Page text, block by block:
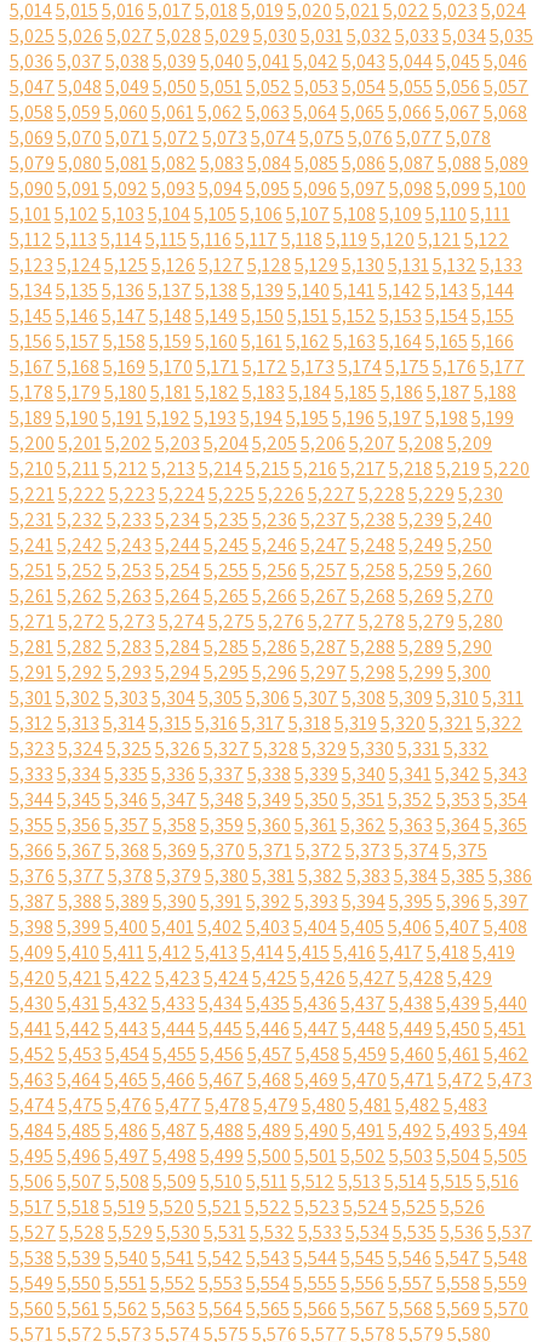
5,0145,0155,0165,0175,0185,0195,0205,0215,0225,0235,024
5,0255,0265,0275,0285,0295,0305,0315,0325,0335,0345,035
5,0365,0375,0385,0395,0405,0415,0425,0435,0445,0455,046
5,0475,0485,0495,0505,0515,0525,0535,0545,0555,0565,057
5,0585,0595,0605,0615,0625,0635,0645,0655,0665,0675,068
5,0695,0705,0715,0725,0735,0745,0755,0765,0775,078
5,0795,0805,0815,0825,0835,0845,0855,0865,0875,0885,089
5,0905,0915,0925,0935,0945,0955,0965,0975,0985,0995,100
5,1015,1025,1035,1045,1055,1065,1075,1085,1095,1105,111
5,1125,1135,1145,1155,1165,1175,1185,1195,1205,1215,122
5,1235,1245,1255,1265,1275,1285,1295,1305,1315,1325,133
5,1345,1355,1365,1375,1385,1395,1405,1415,1425,1435,144
5,1455,1465,1475,1485,1495,1505,1515,1525,1535,1545,155
5,1565,1575,1585,1595,1605,1615,1625,1635,1645,1655,166
5,1675,1685,1695,1705,1715,1725,1735,1745,1755,1765,177
5,1785,1795,1805,1815,1825,1835,1845,1855,1865,1875,188
5,1895,1905,1915,1925,1935,1945,1955,1965,1975,1985,199
5,2005,2015,2025,2035,2045,2055,2065,2075,2085,209
5,2105,2115,2125,2135,2145,2155,2165,2175,2185,2195,220
5,2215,2225,2235,2245,2255,2265,2275,2285,2295,230
5,2315,2325,2335,2345,2355,2365,2375,2385,2395,240
5,2415,2425,2435,2445,2455,2465,2475,2485,2495,250
5,2515,2525,2535,2545,2555,2565,2575,2585,2595,260
5,2615,2625,2635,2645,2655,2665,2675,2685,2695,270
5,2715,2725,2735,2745,2755,2765,2775,2785,2795,280
5,2815,2825,2835,2845,2855,2865,2875,2885,2895,290
5,2915,2925,2935,2945,2955,2965,2975,2985,2995,300
5,3015,3025,3035,3045,3055,3065,3075,3085,3095,3105,311
5,3125,3135,3145,3155,3165,3175,3185,3195,3205,3215,322
5,3235,3245,3255,3265,3275,3285,3295,3305,3315,332
5,3335,3345,3355,3365,3375,3385,3395,3405,3415,3425,343
5,3445,3455,3465,3475,3485,3495,3505,3515,3525,3535,354
5,3555,3565,3575,3585,3595,3605,3615,3625,3635,3645,365
5,3665,3675,3685,3695,3705,3715,3725,3735,3745,375
5,3765,3775,3785,3795,3805,3815,3825,3835,3845,3855,386
5,3875,3885,3895,3905,3915,3925,3935,3945,3955,3965,397
5,3985,3995,4005,4015,4025,4035,4045,4055,4065,4075,408
5,4095,4105,4115,4125,4135,4145,4155,4165,4175,4185,419
5,4205,4215,4225,4235,4245,4255,4265,4275,4285,429
5,4305,4315,4325,4335,4345,4355,4365,4375,4385,4395,440
5,4415,4425,4435,4445,4455,4465,4475,4485,4495,4505,451
5,4525,4535,4545,4555,4565,4575,4585,4595,4605,4615,462
5,4635,4645,4655,4665,4675,4685,4695,4705,4715,4725,473
5,4745,4755,4765,4775,4785,4795,4805,4815,4825,483
5,4845,4855,4865,4875,4885,4895,4905,4915,4925,4935,494
5,4955,4965,4975,4985,4995,5005,5015,5025,5035,5045,505
5,5065,5075,5085,5095,5105,5115,5125,5135,5145,5155,516
5,5175,5185,5195,5205,5215,5225,5235,5245,5255,526
5,5275,5285,5295,5305,5315,5325,5335,5345,5355,5365,537
5,5385,5395,5405,5415,5425,5435,5445,5455,5465,5475,548
5,5495,5505,5515,5525,5535,5545,5555,5565,5575,5585,559
5,5605,5615,5625,5635,5645,5655,5665,5675,5685,5695,570
5,5715,5725,5735,5745,5755,5765,5775,5785,5795,580